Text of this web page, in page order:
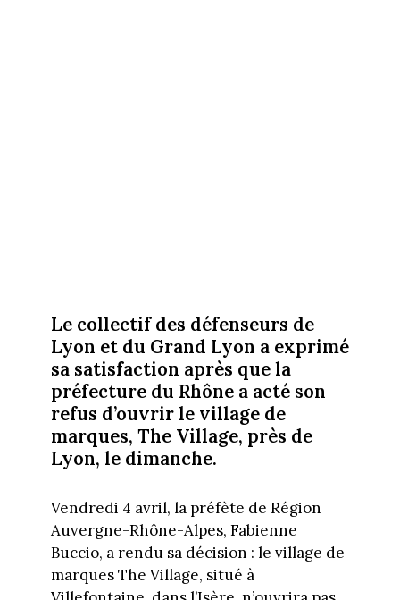
Le collectif des défenseurs de
Lyon et du Grand Lyon a exprimé
sa satisfaction après que la
préfecture du Rhône a acté son
refus d’ouvrir le village de
marques, The Village, près de
Lyon, le dimanche.
Vendredi 4 avril, la préfète de Région
Auvergne-Rhône-Alpes, Fabienne
Buccio, a rendu sa décision : le village de
marques The Village, situé à